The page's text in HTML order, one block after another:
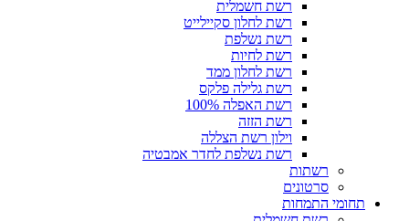
רשת חשמלית
רשת לחלון סקיילייט
רשת נשלפת
רשת לחיות
רשת לחלון ממד
רשת גלילה פלקס
רשת האפלה 100%
רשת הזזה
וילון רשת הצללה
רשת נשלפת לחדר אמבטיה
רשתות
סרטונים
תחומי התמחות